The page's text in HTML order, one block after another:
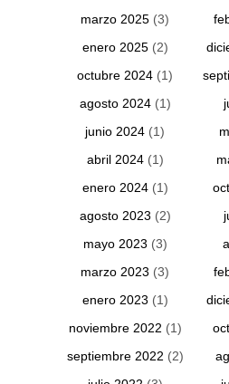
marzo 2025 (3)
enero 2025(2)
octubre 2024 (1)
agosto 2024(1)
junio 2024 (1)
abril 2024(1)
enero 2024(1)
agosto 2023 (2)
mayo 2023 (3)
marzo 2023 (3)
enero 2023 (1)
noviembre 2022 (1)
septiembre 2022 (2)